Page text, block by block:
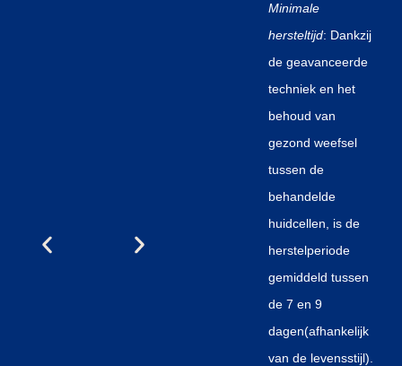
Minimale
hersteltijd: Dankzij
de geavanceerde
techniek en het
behoud van
gezond weefsel
tussen de
behandelde
huidcellen, is de
herstelperiode
gemiddeld tussen
de 7 en 9
dagen(afhankelijk
van de levensstijl).